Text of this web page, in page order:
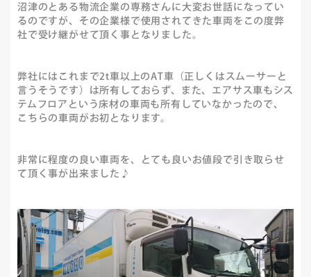
沼津のとある物流企業の専務さんに大変お世話になってい
るのですが、その企業様で使用されてきた車両をこの度弊
社で受け継がせて頂く事となりました。
弊社にはこれまで2t車以上のAT車（正しくはスムーサーと
言うそうです）は所有しておらず、また、エアサス車もシス
テムフロアという床材の車両も所有していなかったので、
こちらの車両がお初となります。
非常に程度の良い車両を、とても良いお値段で引き取らせ
て頂く事が出来ました♪